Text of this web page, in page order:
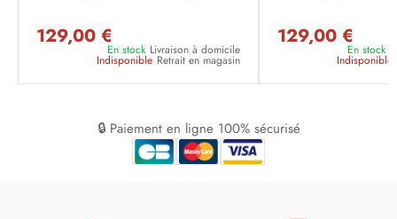
129,00 €
En stock Livraison à domicile
Indisponible Retrait en magasin
129,00 €
En stock
Indisponible
🔒 Paiement en ligne 100% sécurisé